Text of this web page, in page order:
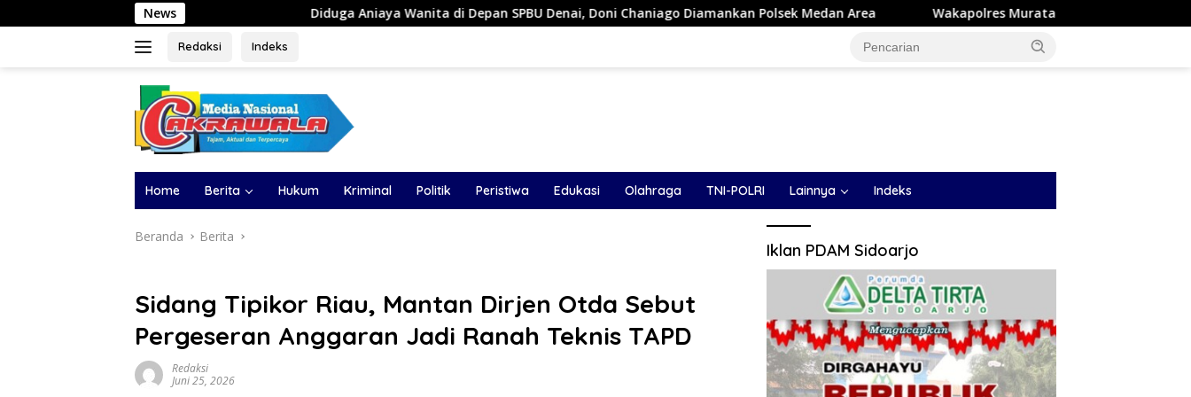
ke
News
Diduga Aniaya Wanita di Depan SPBU Denai, Doni Chaniago Diamankan Polsek Medan Area Wakapolres Muratara mengikuti TOT AI Aman dan Bertanggung
Redaksi Indeks
Home Berita Hukum Kriminal Politik Peristiwa Edukasi Olahraga TNI-POLRI Lainnya Indeks
Beranda Berita
Sidang Tipikor Riau, Mantan Dirjen Otda Sebut
Pergeseran Anggaran Jadi Ranah Teknis TAPD
Redaksi
Juni 25, 2026
Iklan PDAM Sidoarjo